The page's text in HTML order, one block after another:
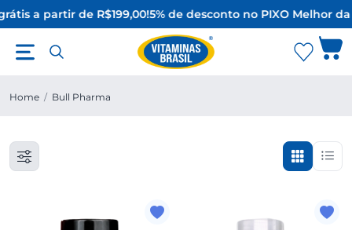
a partir de R$199,00!5% de desconto no PIXO Melhor
Home / Bull Pharma